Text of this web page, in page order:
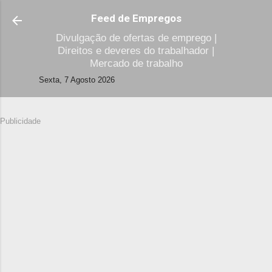
Avançar para o conteúdo principal
Feed de Empregos
Divulgação de ofertas de emprego |
Direitos e deveres do trabalhador |
Mercado de trabalho
Sexta, 7 Agosto 2026
Publicidade